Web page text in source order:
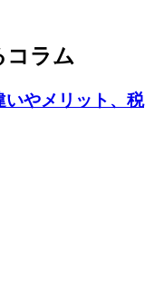
コラム
いやメリット、税